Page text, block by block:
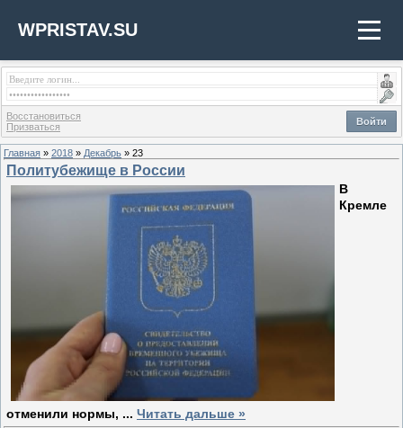
WPRISTAV.SU
Войти
Восстановиться
Призваться
Главная » 2018 » Декабрь » 23
Политубежище в России
В
Кремле
отменили нормы, ... Читать дальше »